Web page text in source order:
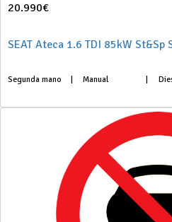
20.990€
SEAT Ateca 1.6 TDI 85kW St&Sp
Segunda mano Manual